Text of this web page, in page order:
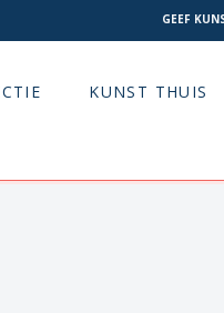
GEEF
KUNST THUIS